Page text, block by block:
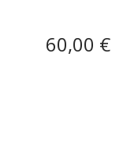
60,00 €